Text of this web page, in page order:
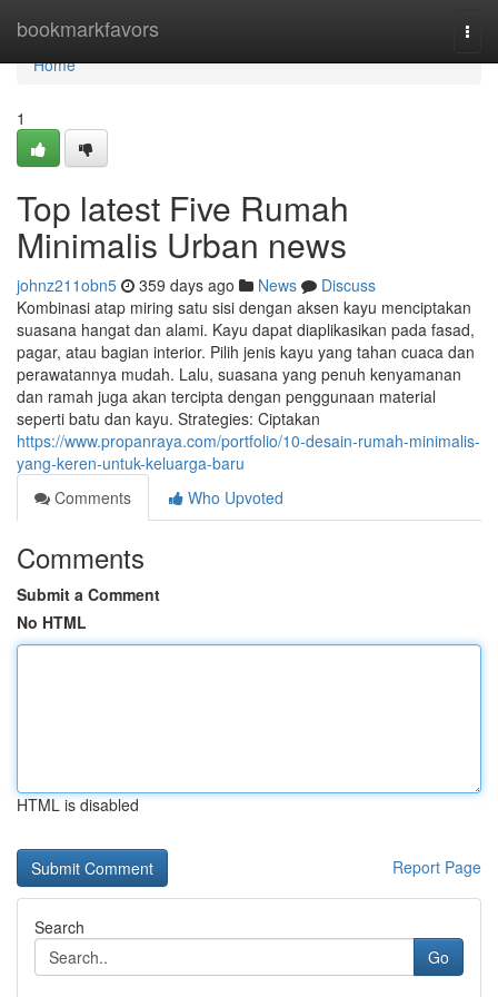
bookmarkfavors
Home
Home
1
Top latest Five Rumah
Minimalis Urban news
johnz211obn5 359 days ago News
Discuss
Kombinasi atap miring satu sisi dengan aksen kayu menciptakan
suasana hangat dan alami. Kayu dapat diaplikasikan pada fasad,
pagar, atau bagian interior. Pilih jenis kayu yang tahan cuaca dan
perawatannya mudah. Lalu, suasana yang penuh kenyamanan
dan ramah juga akan tercipta dengan penggunaan material
seperti batu dan kayu. Strategies: Ciptakan
https://www.propanraya.com/portfolio/10-desain-rumah-minimalis-
yang-keren-untuk-keluarga-baru
Comments
Who Upvoted
Comments
Submit a Comment
No HTML
HTML is disabled
Report Page
Search
Go